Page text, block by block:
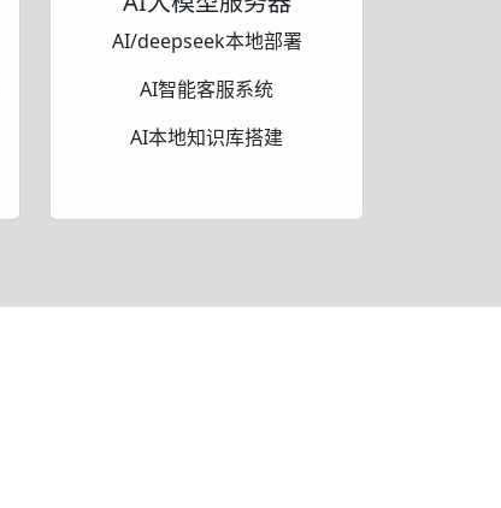
AI/deepseek本地部署
AI智能客服系统
AI本地知识库搭建